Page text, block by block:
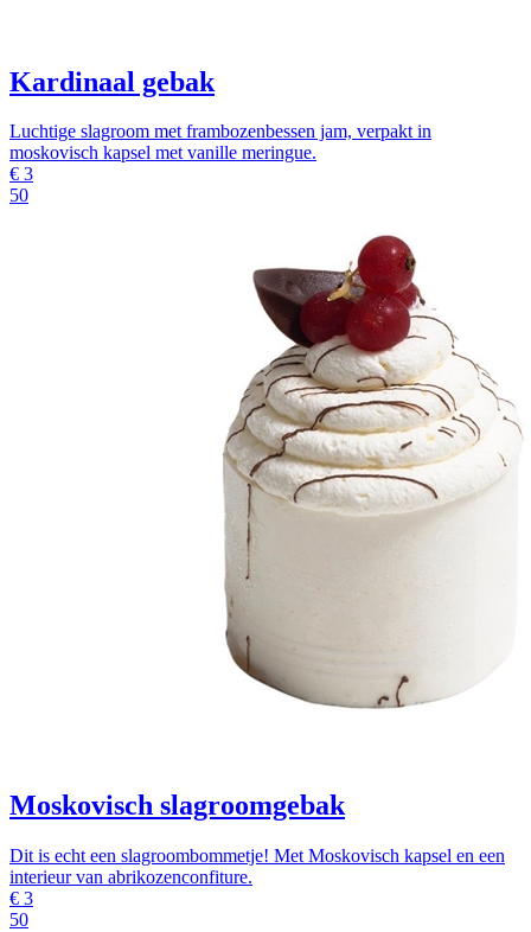
Kardinaal gebak
Luchtige slagroom met frambozenbessen jam, verpakt in
moskovisch kapsel met vanille meringue.
€ 3
50
Moskovisch slagroomgebak
Dit is echt een slagroombommetje! Met Moskovisch kapsel en een
interieur van abrikozenconfiture.
€ 3
50